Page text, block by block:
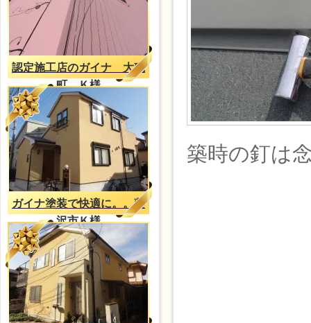
認定施工店のガイナ 大磯
町 Ｋ様
ガイナ塗装で快適に。。藤
沢市Ｋ様
築時の釘は